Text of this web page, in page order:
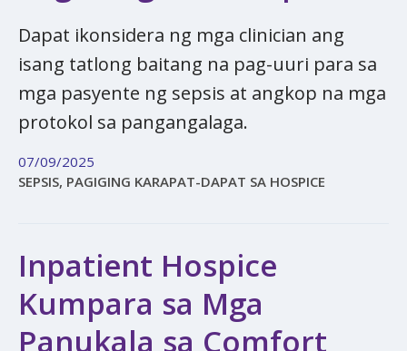
Dapat ikonsidera ng mga clinician ang
isang tatlong baitang na pag-uuri para sa
mga pasyente ng sepsis at angkop na mga
protokol sa pangangalaga.
07/09/2025
SEPSIS, PAGIGING KARAPAT-DAPAT SA HOSPICE
Inpatient Hospice
Kumpara sa Mga
Panukala sa Comfort​​​​​​​